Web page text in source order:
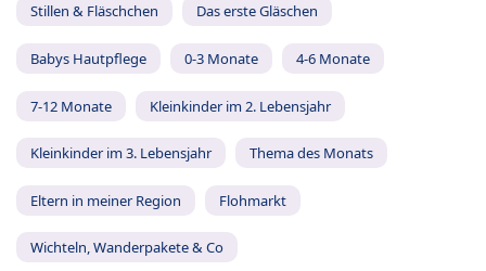
Stillen & Fläschchen Das erste Gläschen
Babys Hautpflege 0-3 Monate 4-6 Monate
7-12 Monate Kleinkinder im 2. Lebensjahr
Kleinkinder im 3. Lebensjahr Thema des Monats
Eltern in meiner Region Flohmarkt
Wichteln, Wanderpakete & Co